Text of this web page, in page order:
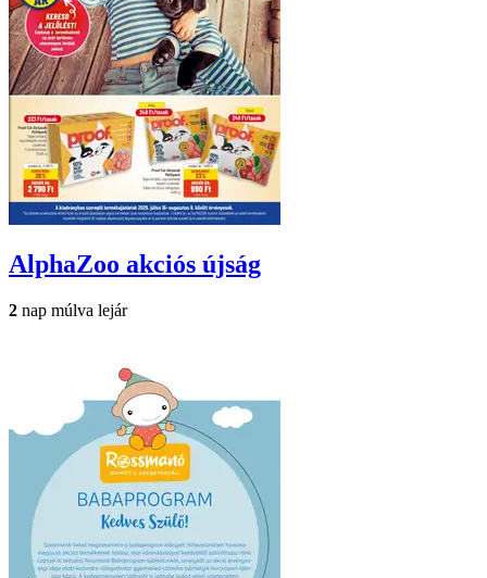
AlphaZoo akciós újság
2 nap múlva lejár